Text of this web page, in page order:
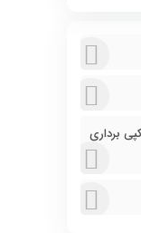
برداری